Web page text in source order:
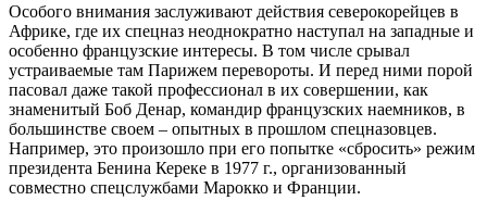
Особого внимания заслуживают действия северокорейцев в
Африке, где их спецназ неоднократно наступал на западные и
особенно французские интересы. В том числе срывал
устраиваемые там Парижем перевороты. И перед ними порой
пасовал даже такой профессионал в их совершении, как
знаменитый Боб Денар, командир французских наемников, в
большинстве своем – опытных в прошлом спецназовцев.
Например, это произошло при его попытке «сбросить» режим
президента Бенина Кереке в 1977 г., организованный
совместно спецслужбами Марокко и Франции.